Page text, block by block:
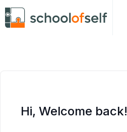
Hi, Welcome back!